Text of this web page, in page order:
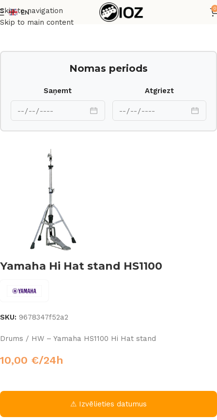
Skip to navigation
Skip to main content
EN
0
Sākums Bungas HW
Nomas periods
Saņemt Atgriezt
Yamaha Hi Hat stand HS1100
SKU: 9678347f52a2
Drums / HW – Yamaha HS1100 Hi Hat stand
10,00 €/24h
⚠ Izvēlieties datumus